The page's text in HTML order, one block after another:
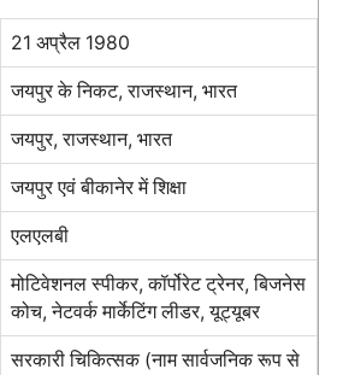
21 अप्रैल 1980
जयपुर के निकट, राजस्थान, भारत
जयपुर, राजस्थान, भारत
जयपुर एवं बीकानेर में शिक्षा
एलएलबी
मोटिवेशनल स्पीकर, कॉर्पोरेट ट्रेनर, बिजनेस
कोच, नेटवर्क मार्केटिंग लीडर, यूट्यूबर
सरकारी चिकित्सक (नाम सार्वजनिक रूप से